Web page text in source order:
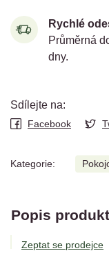
Rychlé
Průměrná
dny.
Sdílejte na:
Facebook
Kategorie:
Popis
Zeptat se prodejce